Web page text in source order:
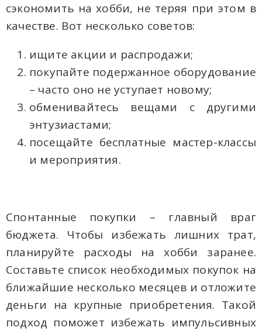
сэкономить на хобби, не теряя при этом в
качестве. Вот несколько советов:
ищите акции и распродажи;
покупайте подержанное оборудование
– часто оно не уступает новому;
обменивайтесь вещами с другими
энтузиастами;
посещайте бесплатные мастер-классы
и мероприятия.
Спонтанные покупки – главный враг
бюджета. Чтобы избежать лишних трат,
планируйте расходы на хобби заранее.
Составьте список необходимых покупок на
ближайшие несколько месяцев и отложите
деньги на крупные приобретения. Такой
подход поможет избежать импульсивных